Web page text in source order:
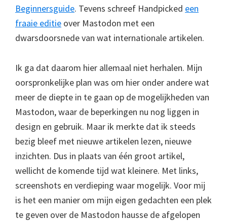
Beginnersguide. Tevens schreef Handpicked een
fraaie editie over Mastodon met een
dwarsdoorsnede van wat internationale artikelen.
Ik ga dat daarom hier allemaal niet herhalen. Mijn
oorspronkelijke plan was om hier onder andere wat
meer de diepte in te gaan op de mogelijkheden van
Mastodon, waar de beperkingen nu nog liggen in
design en gebruik. Maar ik merkte dat ik steeds
bezig bleef met nieuwe artikelen lezen, nieuwe
inzichten. Dus in plaats van één groot artikel,
wellicht de komende tijd wat kleinere. Met links,
screenshots en verdieping waar mogelijk. Voor mij
is het een manier om mijn eigen gedachten een plek
te geven over de Mastodon hausse de afgelopen